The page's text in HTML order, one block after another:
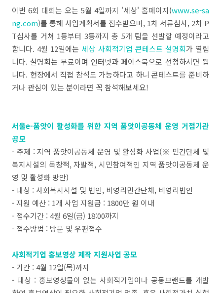
이번 6회 대회는 오는 5월 4일까지 '세상' 홈페이지(www.se-sa
ng.com)를 통해 사업계획서를 접수받으며, 1차 서류심사, 2차 P
T심사를 거쳐 1등부터 3등까지 총 5개 팀을 선발할 예정이라고
합니다. 4월 12일에는 세상 사회적기업 콘테스트 설명회가 열립
니다. 설명회는 무료이며 인터넷과 페이스북으로 선청하시면 됩
니다. 현장에서 직접 참석도 가능하다고 하니 콘테스트를 준비하
거나 관심이 있는 분이라면 꼭 참석해보세요!
서울e-품앗이 활성화를 위한 지역 품앗이공동체 운영 거점기관
공모
- 주제 : 지역 품앗이공동체 운영 및 활성화 사업(※ 민간단체 및
복지시설의 독창적, 자발적, 시민참여적인 지역 품앗이공동체 운
영 및 활성화 방안)
- 대상 : 사회복지시설 및 법인, 비영리민간단체, 비영리법인
- 지원 예산 : 1개 사업 지원금 : 1800만 원 이내
- 접수기간 : 4월 6일(금) 18:00까지
- 접수방법 : 방문 및 우편접수
사회적기업 홍보영상 제작 지원사업 공모
- 기간 : 4월 12일(목)까지
- 대상 : 홍보영상물이 없는 사회적기업이나 공동브랜드를 개발